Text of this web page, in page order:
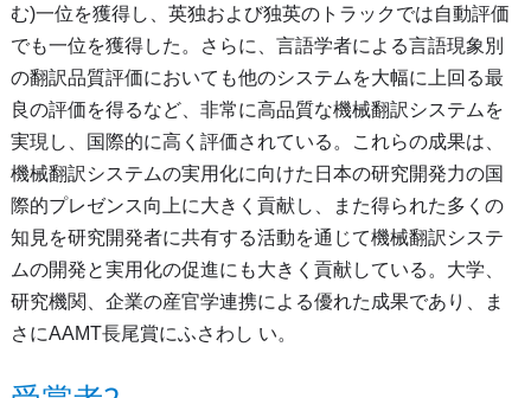
む)一位を獲得し、英独および独英のトラックでは自動評価
でも一位を獲得した。さらに、言語学者による言語現象別
の翻訳品質評価においても他のシステムを大幅に上回る最
良の評価を得るなど、非常に高品質な機械翻訳システムを
実現し、国際的に高く評価されている。これらの成果は、
機械翻訳システムの実用化に向けた日本の研究開発力の国
際的プレゼンス向上に大きく貢献し、また得られた多くの
知見を研究開発者に共有する活動を通じて機械翻訳システ
ムの開発と実用化の促進にも大きく貢献している。大学、
研究機関、企業の産官学連携による優れた成果であり、ま
さにAAMT長尾賞にふさわし い。